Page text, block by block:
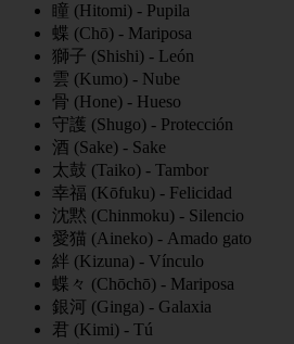
瞳 (Hitomi) - Pupila
蝶 (Chō) - Mariposa
獅子 (Shishi) - León
雲 (Kumo) - Nube
骨 (Hone) - Hueso
守護 (Shugo) - Protección
酒 (Sake) - Sake
太鼓 (Taiko) - Tambor
幸福 (Kōfuku) - Felicidad
沈黙 (Chinmoku) - Silencio
愛猫 (Aineko) - Amado gato
絆 (Kizuna) - Vínculo
蝶々 (Chōchō) - Mariposa
銀河 (Ginga) - Galaxia
君 (Kimi) - Tú